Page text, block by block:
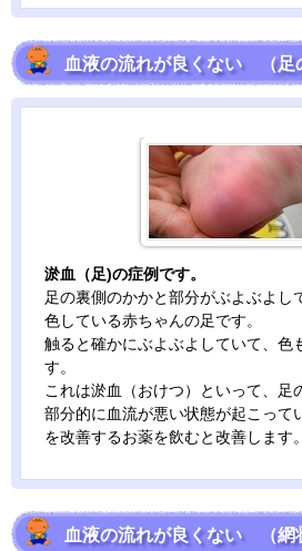
血液の流れが良くない （足
淤血（足)の症例です。
足の裏側のかかと部分がぶよぶよし
色している赤ちゃんの足です。
触ると確かにぶよぶよしていて、色
す。
これは淤血（おけつ）といって、足
部分的に血流が悪い状態が起こって
を改善するお薬を飲むと改善します。
血液の流れが良くない （網